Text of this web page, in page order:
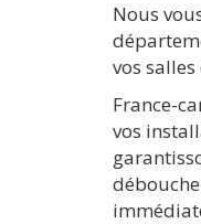
Nous
vos
France-
vos